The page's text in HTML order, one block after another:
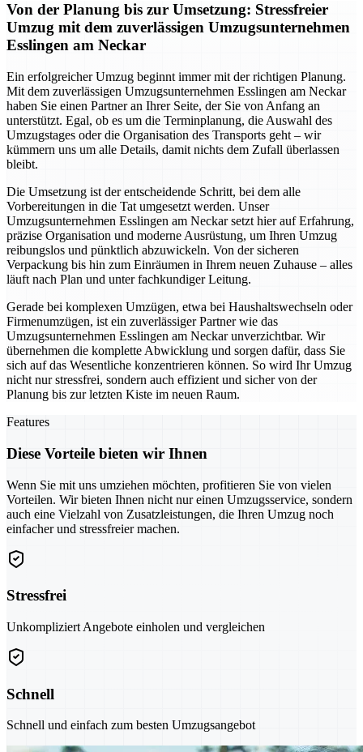
Von der Planung bis zur Umsetzung: Stressfreier
Umzug mit dem zuverlässigen Umzugsunternehmen
Esslingen am Neckar
Ein erfolgreicher Umzug beginnt immer mit der richtigen Planung.
Mit dem zuverlässigen Umzugsunternehmen Esslingen am Neckar
haben Sie einen Partner an Ihrer Seite, der Sie von Anfang an
unterstützt. Egal, ob es um die Terminplanung, die Auswahl des
Umzugstages oder die Organisation des Transports geht – wir
kümmern uns um alle Details, damit nichts dem Zufall überlassen
bleibt.
Die Umsetzung ist der entscheidende Schritt, bei dem alle
Vorbereitungen in die Tat umgesetzt werden. Unser
Umzugsunternehmen Esslingen am Neckar setzt hier auf Erfahrung,
präzise Organisation und moderne Ausrüstung, um Ihren Umzug
reibungslos und pünktlich abzuwickeln. Von der sicheren
Verpackung bis hin zum Einräumen in Ihrem neuen Zuhause – alles
läuft nach Plan und unter fachkundiger Leitung.
Gerade bei komplexen Umzügen, etwa bei Haushaltswechseln oder
Firmenumzügen, ist ein zuverlässiger Partner wie das
Umzugsunternehmen Esslingen am Neckar unverzichtbar. Wir
übernehmen die komplette Abwicklung und sorgen dafür, dass Sie
sich auf das Wesentliche konzentrieren können. So wird Ihr Umzug
nicht nur stressfrei, sondern auch effizient und sicher von der
Planung bis zur letzten Kiste im neuen Raum.
Features
Diese Vorteile bieten wir Ihnen
Wenn Sie mit uns umziehen möchten, profitieren Sie von vielen
Vorteilen. Wir bieten Ihnen nicht nur einen Umzugsservice, sondern
auch eine Vielzahl von Zusatzleistungen, die Ihren Umzug noch
einfacher und stressfreier machen.
Stressfrei
Unkompliziert Angebote einholen und vergleichen
Schnell
Schnell und einfach zum besten Umzugsangebot